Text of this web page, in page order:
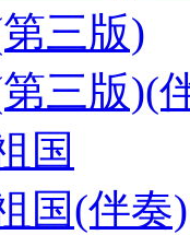
三版)
三版)(
国
国(伴奏)